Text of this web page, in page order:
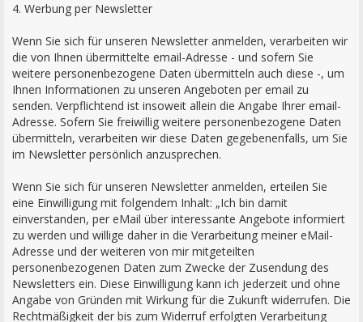
4. Werbung per Newsletter
Wenn Sie sich für unseren Newsletter anmelden, verarbeiten wir
die von Ihnen übermittelte email-Adresse - und sofern Sie
weitere personenbezogene Daten übermitteln auch diese -, um
Ihnen Informationen zu unseren Angeboten per email zu
senden. Verpflichtend ist insoweit allein die Angabe Ihrer email-
Adresse. Sofern Sie freiwillig weitere personenbezogene Daten
übermitteln, verarbeiten wir diese Daten gegebenenfalls, um Sie
im Newsletter persönlich anzusprechen.
Wenn Sie sich für unseren Newsletter anmelden, erteilen Sie
eine Einwilligung mit folgendem Inhalt: „Ich bin damit
einverstanden, per eMail über interessante Angebote informiert
zu werden und willige daher in die Verarbeitung meiner eMail-
Adresse und der weiteren von mir mitgeteilten
personenbezogenen Daten zum Zwecke der Zusendung des
Newsletters ein. Diese Einwilligung kann ich jederzeit und ohne
Angabe von Gründen mit Wirkung für die Zukunft widerrufen. Die
Rechtmäßigkeit der bis zum Widerruf erfolgten Verarbeitung